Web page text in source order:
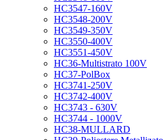
HC3547-160V
HC3548-200V
HC3549-350V
HC3550-400V
HC3551-450V
HC36-Multistrato 100V
HC37-PolBox
HC3741-250V
HC3742-400V
HC3743 - 630V
HC3744 - 1000V
HC38-MULLARD